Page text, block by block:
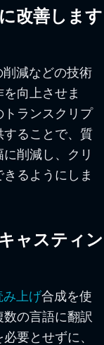
改善します
減などの技術
向上させま
ランスクリプ
することで、質
削減し、クリ
るようにしま
ャスティン
み上げ合成を使
の言語に翻訳
要とせずに、